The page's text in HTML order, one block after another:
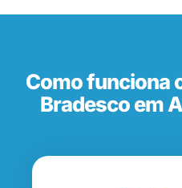
Como funciona
Bradesco em